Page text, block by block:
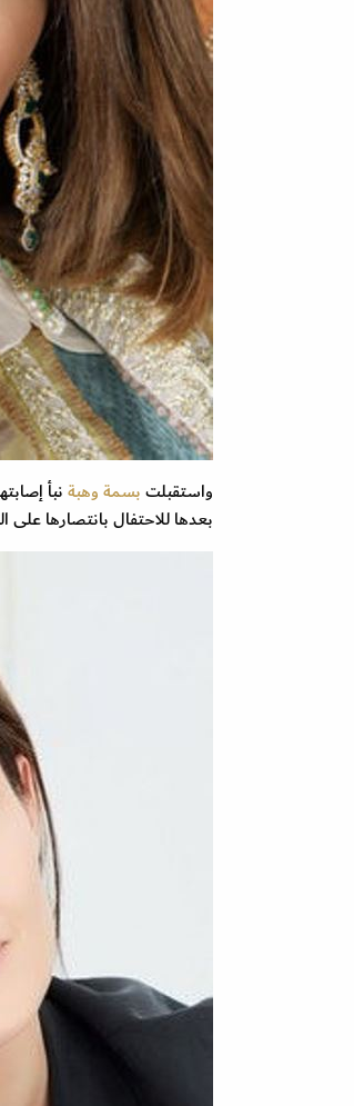
واستقبلتبسمة وهبةنبأ
بعدها للاحتفال بانتصارها على